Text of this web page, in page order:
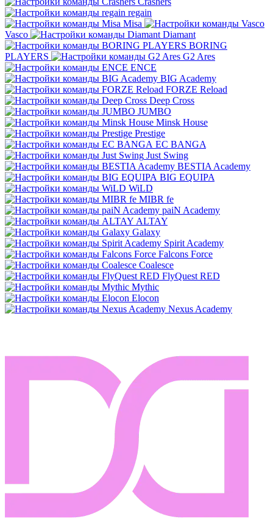
regain
Misa
Vasco
Diamant
BORING
PLAYERS
G2 Ares
ENCE
BIG Academy
FORZE Reload
Deep Cross
JUMBO
Minsk House
Prestige
EC BANGA
Just Swing
BESTIA Academy
BIG EQUIPA
WiLD
MIBR fe
paiN Academy
ALTAY
Galaxy
Spirit Academy
Falcons Force
Coalesce
FlyQuest RED
Mythic
Elocon
Nexus Academy